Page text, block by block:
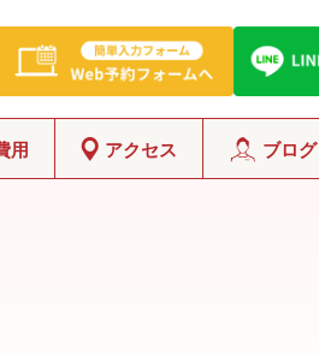
用 アクセス ブログ